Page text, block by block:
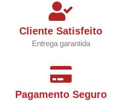
Cliente Satisfeito
Entrega garantida
Pagamento Seguro